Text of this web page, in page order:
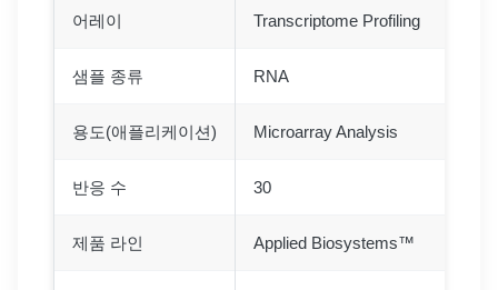
어레이 Transcriptome Profiling
샘플 종류 RNA
용도(애플리케이션) Microarray Analysis
반응 수 30
제품 라인 Applied Biosystems™